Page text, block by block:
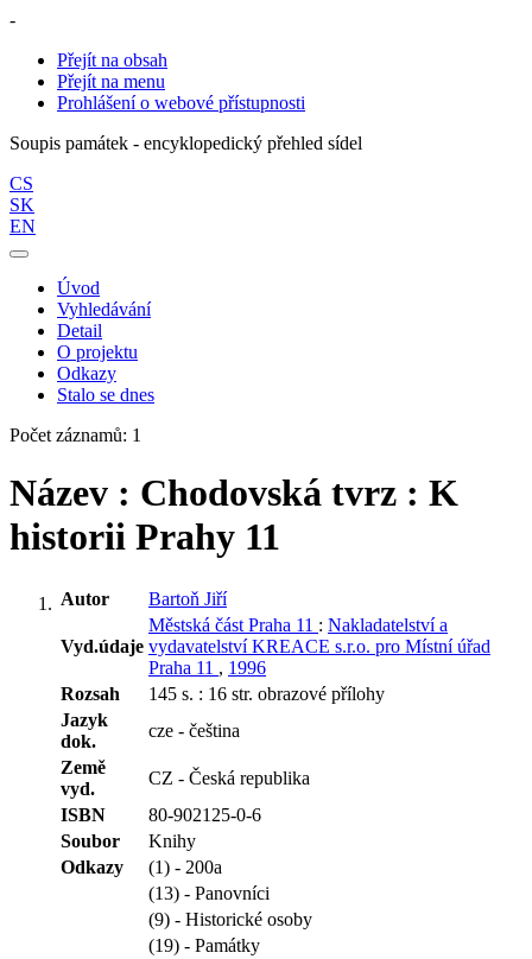
-
Přejít na obsah
Přejít na menu
Prohlášení o webové přístupnosti
Soupis památek - encyklopedický přehled sídel
CS
SK
EN
Úvod
Vyhledávání
Detail
O projektu
Odkazy
Stalo se dnes
Počet záznamů: 1
Název : Chodovská tvrz : K
historii Prahy 11
Autor Bartoň Jiří
Vyd.údaje
Městská část Praha 11 : Nakladatelství a
vydavatelství KREACE s.r.o. pro Místní úřad
Praha 11 , 1996
Rozsah
145 s. : 16 str. obrazové přílohy
Jazyk
dok.
cze - čeština
Země
vyd.
CZ - Česká republika
ISBN
80-902125-0-6
Soubor
Knihy
Odkazy
(1) - 200a
(13) - Panovníci
(9) - Historické osoby
(19) - Památky